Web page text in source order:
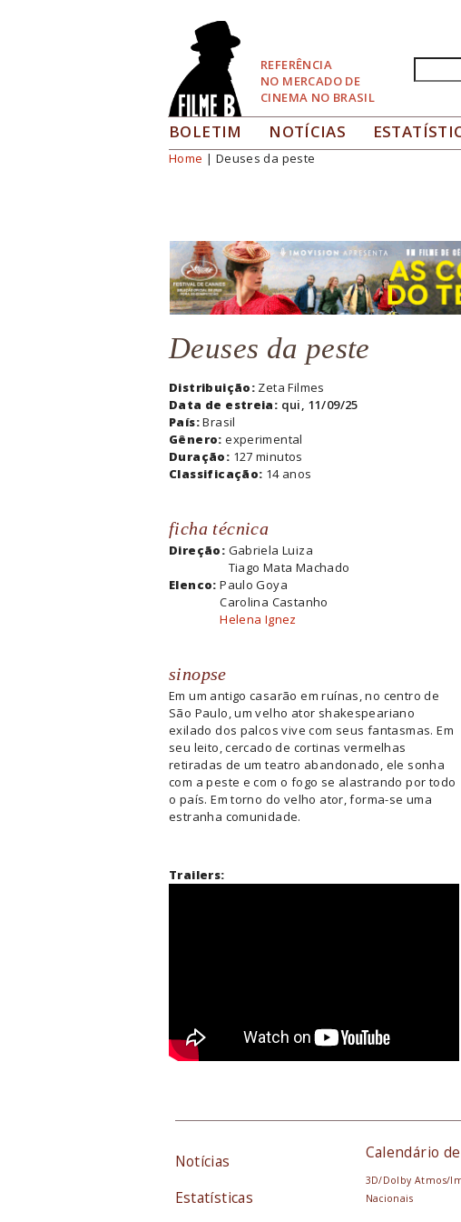
REFERÊNCIA
NO MERCADO DE
CINEMA NO BRASIL
BOLETIM NOTÍCIAS
Você está aqui
Home | Deuses da peste
Deuses da peste
Distribuição: Zeta Filmes
Data de estreia: qui, 11/09/25
País:Brasil
Gênero:experimental
Duração: 127 minutos
Classificação: 14 anos
ficha técnica
Direção: Gabriela Luiza
Tiago Mata Machado
Elenco:Paulo Goya
Carolina Castanho
Helena Ignez
sinopse
Em um antigo casarão em ruínas, no centro de
São Paulo, um velho ator shakespeariano
exilado dos palcos vive com seus fantasmas. Em
seu leito, cercado de cortinas vermelhas
retiradas de um teatro abandonado, ele sonha
com a peste e com o fogo se alastrando por todo
o país. Em torno do velho ator, forma-se uma
estranha comunidade.
Trailers:
Notícias
Estatísticas
Calendário
3D/Dolby Atmos/
Nacionais